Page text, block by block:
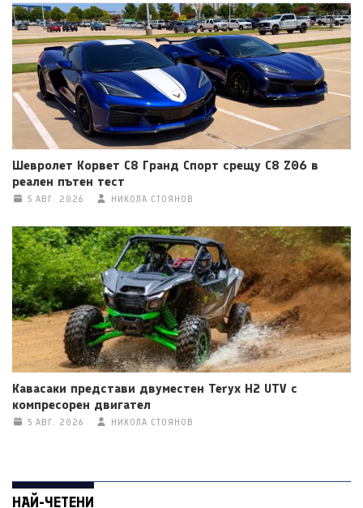
Шевролет Корвет C8 Гранд Спорт срещу C8 Z06 в
реален пътен тест
5 АВГ. 2026 НИКОЛА СТОЯНОВ
Кавасаки представи двуместен Teryx H2 UTV с
компресорен двигател
5 АВГ. 2026 НИКОЛА СТОЯНОВ
НАЙ-ЧЕТЕНИ